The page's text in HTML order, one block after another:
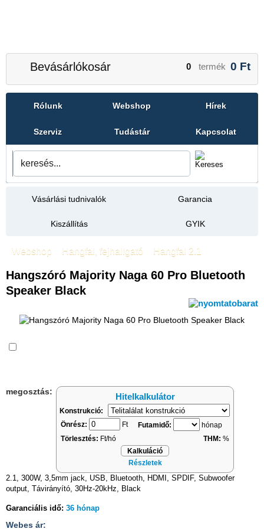
Bevásárlókosár 0 termék 0 Ft
Rólunk Webshop Hírek
Szerviz Tudástár Kapcsolat
Vásárlási tudnivalók Garancia
Kiszállítás GYIK
Webshop Hangfal, fejhallgató Hangfal 2.1
Hangszóró Majority Naga 60 Pro Bluetooth
Speaker Black
megosztás:
Hitelkalkulátor
Konstrukció:
Önrész:
Ft Futamidő:
hónap
Törlesztés: Ft/hó THM: %
Kalkuláció
Részletek
2.1, 300W, 3,5mm jack, USB, Bluetooth, HDMI, SPDIF, Subwoofer
output, Távirányító, 30Hz-20kHz, Black
Garanciális idő: 36 hónap
Webes ár: